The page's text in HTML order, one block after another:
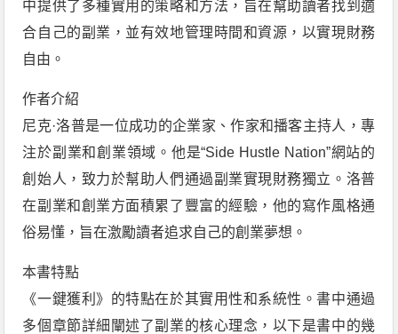
中提供了多種實用的策略和方法，旨在幫助讀者找到適
合自己的副業，並有效地管理時間和資源，以實現財務
自由。
作者介紹
尼克·洛普是一位成功的企業家、作家和播客主持人，專
注於副業和創業領域。他是“Side Hustle Nation”網站的
創始人，致力於幫助人們通過副業實現財務獨立。洛普
在副業和創業方面積累了豐富的經驗，他的寫作風格通
俗易懂，旨在激勵讀者追求自己的創業夢想。
本書特點
《一鍵獲利》的特點在於其實用性和系統性。書中通過
多個章節詳細闡述了副業的核心理念，以下是書中的幾